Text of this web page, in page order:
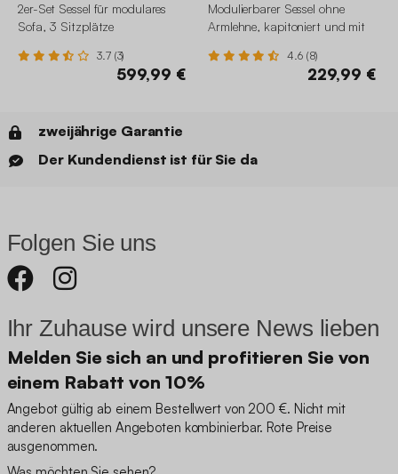
2er-Set Sessel für modulares
Sofa, 3 Sitzplätze
3.7 (3)
599,99 €
Modulierbarer Sessel ohne
Armlehne, kapitoniert und mit
4.6 (8)
229,99 €
zweijährige Garantie
Der Kundendienst ist für Sie da
Folgen Sie uns
Ihr Zuhause wird unsere News lieben
Melden Sie sich an und profitieren Sie von
einem Rabatt von 10%
Angebot gültig ab einem Bestellwert von 200 €. Nicht mit
anderen aktuellen Angeboten kombinierbar. Rote Preise
ausgenommen.